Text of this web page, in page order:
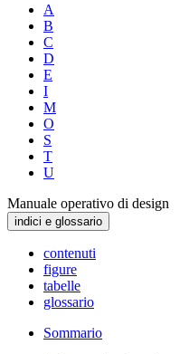
A
B
C
D
E
I
M
O
S
T
U
Manuale operativo di design
indici e glossario
contenuti
figure
tabelle
glossario
Sommario